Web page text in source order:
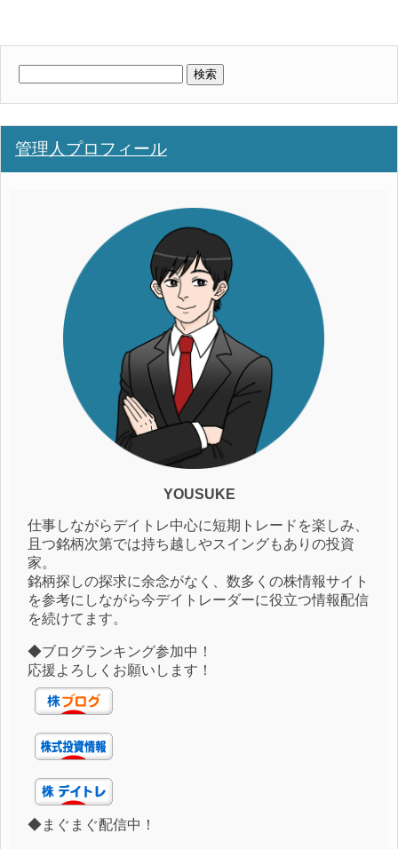
管理人プロフィール
YOUSUKE
仕事しながらデイトレ中心に短期トレードを楽しみ、
且つ銘柄次第では持ち越しやスイングもありの投資
家。
銘柄探しの探求に余念がなく、数多くの株情報サイト
を参考にしながら今デイトレーダーに役立つ情報配信
を続けてます。
◆ブログランキング参加中！
応援よろしくお願いします！
◆まぐまぐ配信中！